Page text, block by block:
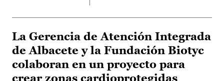
La Gerencia de Atención Integrada
de Albacete y la Fundación Biotyc
colaboran en un proyecto para
crear zonas cardioprotegidas